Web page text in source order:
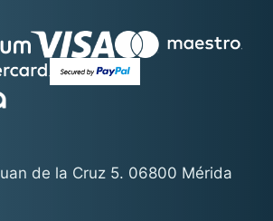
de la Cruz 5. 06800 Mérida